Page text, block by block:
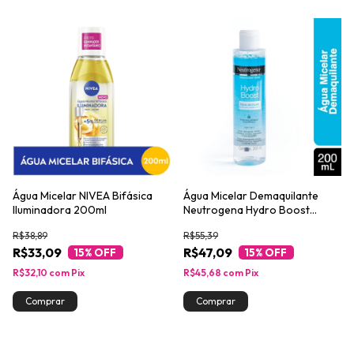
Água Micelar NIVEA Bifásica
Iluminadora 200ml
R$33,09
R$38,89
15% OFF
R$32,10 com Pix
Água Micelar Demaquilante
Neutrogena Hydro Boost
R$47,09
R$55,39
15% OFF
R$45,68 com Pix